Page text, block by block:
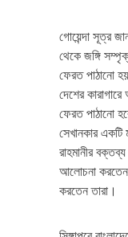
গোয়েন্দা সূত্র
থেকে জঙ্গি
ফেরত পাঠানো
দেশের
ফেরত পাঠানো
সেখানকার একটি
রাহমানীর
আলোচনা
করতেন তারা।